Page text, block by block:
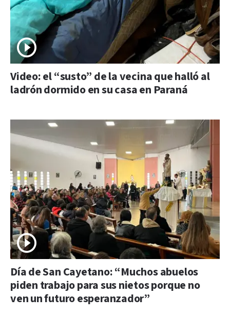
Video: el “susto” de la vecina que halló al
ladrón dormido en su casa en Paraná
Día de San Cayetano: “Muchos abuelos
piden trabajo para sus nietos porque no
ven un futuro esperanzador”